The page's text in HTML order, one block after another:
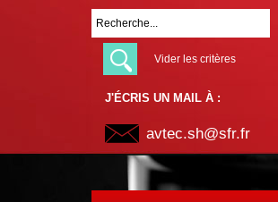
Vider les critères
J'ÉCRIS UN MAIL À :
avtec.sh@sfr.fr